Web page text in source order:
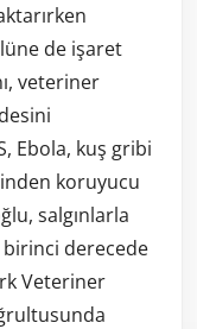
de işaret
veteriner
Ebola, kuş gribi
koruyucu
salgınlarla
derecede
Veteriner